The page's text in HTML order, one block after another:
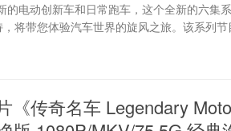
的电动创新车和日常跑车，这个全新的六集
将带您体验汽车世界的旋风之旅。该系列
《传奇名车 Legendary